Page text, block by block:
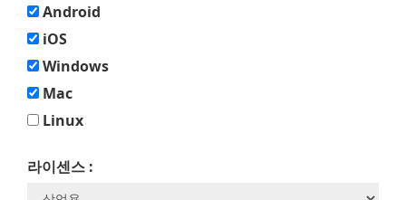
Android
iOS
Windows
Mac
Linux
라이센스 :